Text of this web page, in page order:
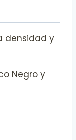
densidad y
Negro y